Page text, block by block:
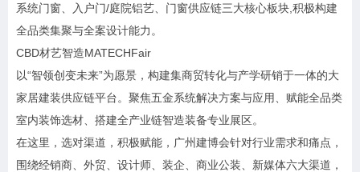
系统门窗、入户门/庭院铝艺、门窗供应链三大核心板块,积极构建
全品类集聚与全案设计能力。
CBD材艺智造MATECHFair
以“智领创变未来”为愿景，构建集商贸转化与产学研销于一体的大
家居建装供应链平台。聚焦五金系统解决方案与应用、赋能全品类
室内装饰选材、搭建全产业链智造装备专业展区。
在这里，选对渠道，积极赋能，广州建博会针对行业需求和痛点，
围绕经销商、外贸、设计师、装企、商业公装、新媒体六大渠道，